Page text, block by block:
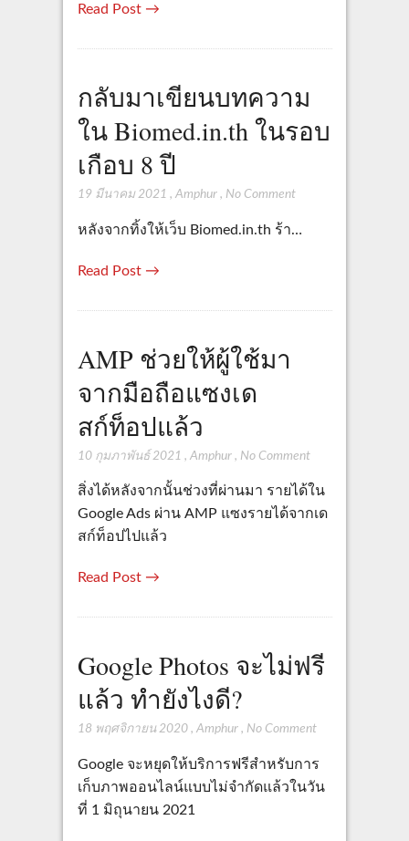
Read Post →
กลับมาเขียนบทความ
ใน Biomed.in.th ในรอบ
เกือบ 8 ปี
19 มีนาคม 2021 , Amphur, No Comment
หลังจากทิ้งให้เว็บ Biomed.in.th ร้า…
Read Post →
AMP ช่วยให้ผู้ใช้มา
จากมือถือแซงเด
สก์ท็อปแล้ว
10 กุมภาพันธ์ 2021 , Amphur, No Comment
สิ่งได้หลังจากนั้นช่วงที่ผ่านมา รายได้ใน
Google Ads ผ่าน AMP แซงรายได้จากเด
สก์ท็อปไปแล้ว
Read Post →
Google Photos จะไม่ฟรี
แล้ว ทำยังไงดี?
18 พฤศจิกายน 2020, Amphur, No Comment
Google จะหยุดให้บริการฟรีสำหรับการ
เก็บภาพออนไลน์แบบไม่จำกัดแล้วในวัน
ที่ 1 มิถุนายน 2021